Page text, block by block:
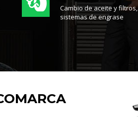
Cambio de aceite y filtros,
sistemas de engrase